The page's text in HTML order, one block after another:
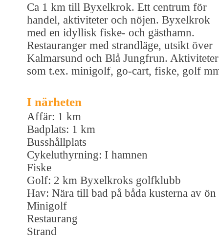
Ca 1 km till Byxelkrok. Ett centrum för
handel, aktiviteter och nöjen. Byxelkrok
med en idyllisk fiske- och gästhamn.
Restauranger med strandläge, utsikt över
Kalmarsund och Blå Jungfrun. Aktiviteter
som t.ex. minigolf, go-cart, fiske, golf
I närheten
Affär: 1 km
Badplats: 1 km
Busshållplats
Cykeluthyrning: I hamnen
Fiske
Golf: 2 km Byxelkroks golfklubb
Hav: Nära till bad på båda kusterna av ön
Minigolf
Restaurang
Strand